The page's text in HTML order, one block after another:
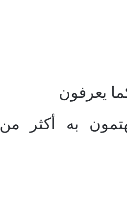
يعرفون
به أكثر من